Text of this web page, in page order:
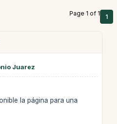
Page 1 of 1 1
Juarez
la página para una